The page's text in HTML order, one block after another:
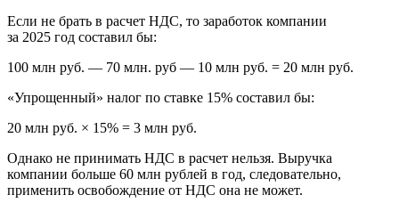
Если не брать в расчет НДС, то заработок компании
за 2025 год составил бы:
100 млн руб. — 70 млн. руб — 10 млн руб. = 20 млн руб.
«Упрощенный» налог по ставке 15% составил бы:
20 млн руб. × 15% = 3 млн руб.
Однако не принимать НДС в расчет нельзя. Выручка
компании больше 60 млн рублей в год, следовательно,
применить освобождение от НДС она не может.